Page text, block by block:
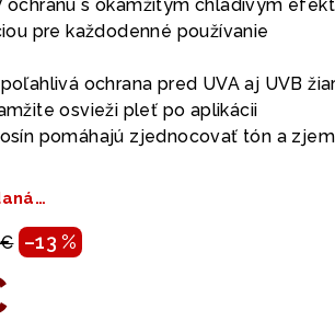
ochranu s okamžitým chladivým
pre každodenné používanie
ochrana pred UVA aj UVB
osvieži pleť po aplikácii
pomáhajú zjednocovať tón a
–13 %